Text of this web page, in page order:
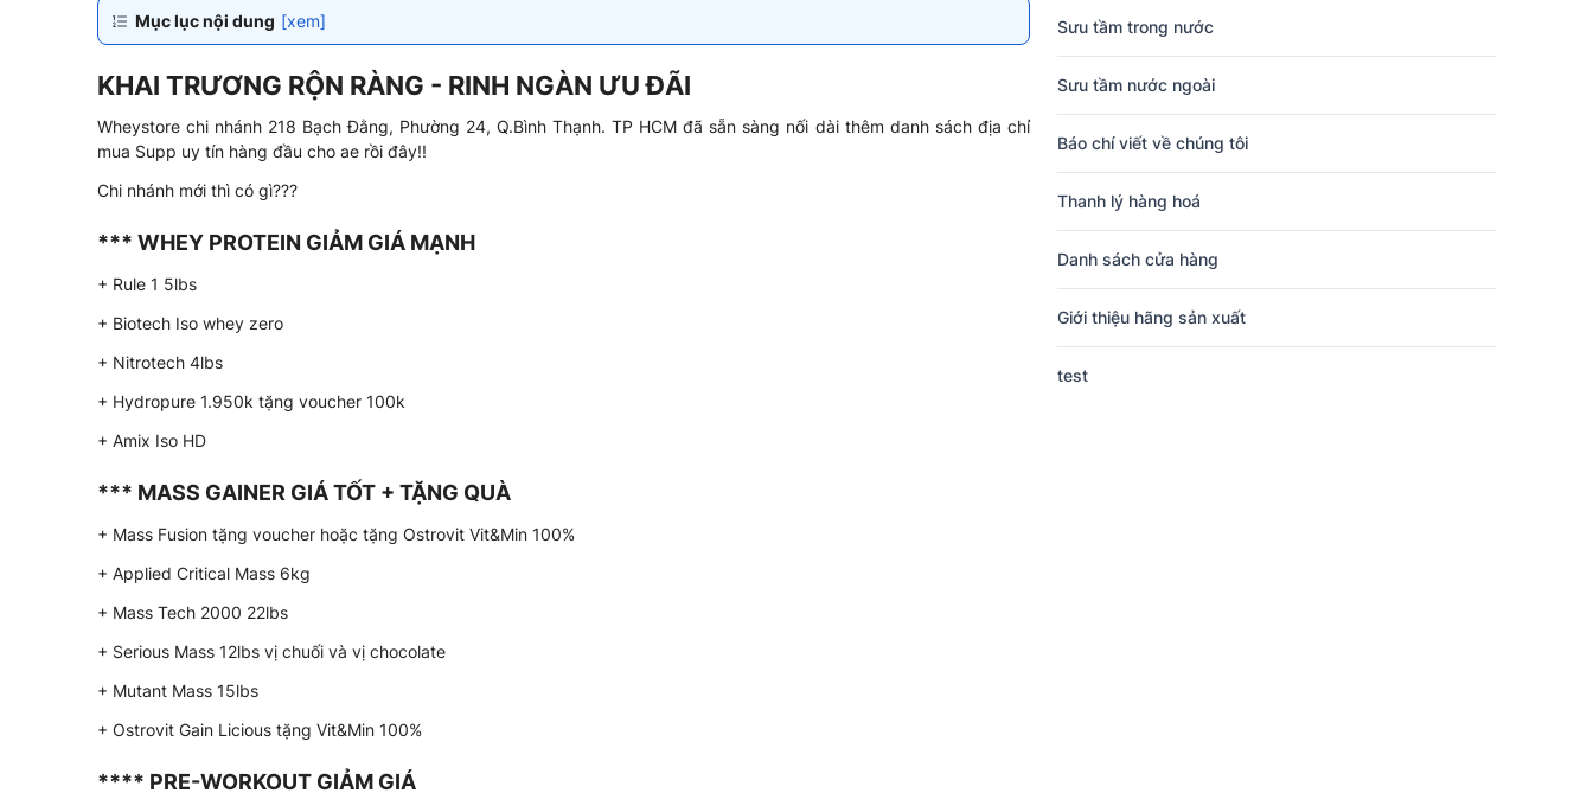
Mục lục nội dung [xem]
KHAI TRƯƠNG RỘN RÀNG - RINH NGÀN ƯU ĐÃI
Wheystore chi nhánh 218 Bạch Đằng, Phường 24, Q.Bình Thạnh. TP HCM đã sẵn sàng nối dài thêm danh sách địa chỉ
mua Supp uy tín hàng đầu cho ae rồi đây!!
Chi nhánh mới thì có gì???
*** WHEY PROTEIN GIẢM GIÁ MẠNH
+ Rule 1 5lbs
+ Biotech Iso whey zero
+ Nitrotech 4lbs
+ Hydropure 1.950k tặng voucher 100k
+ Amix Iso HD
*** MASS GAINER GIÁ TỐT + TẶNG QUÀ
+ Mass Fusion tặng voucher hoặc tặng Ostrovit Vit&Min 100%
+ Applied Critical Mass 6kg
+ Mass Tech 2000 22lbs
+ Serious Mass 12lbs vị chuối và vị chocolate
+ Mutant Mass 15lbs
+ Ostrovit Gain Licious tặng Vit&Min 100%
**** PRE-WORKOUT GIẢM GIÁ
Sưu tầm trong nước
Sưu tầm nước ngoài
Báo chí viết về chúng tôi
Thanh lý hàng hoá
Danh sách cửa hàng
Giới thiệu hãng sản xuất
test